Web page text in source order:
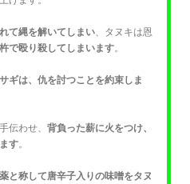
て縄を解いてしまい、タヌキは恩
で殴り殺してしまいます。
ギは、仇を討つことを約束しま
伝わせ、 背負った薪に火をつけ、
す。
と称して唐辛子入りの味噌をタヌ